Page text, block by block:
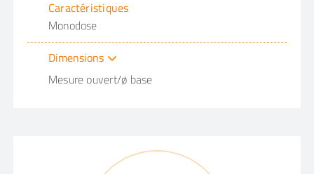
Caractéristiques
Monodose
Dimensions
Mesure ouvert/ø base